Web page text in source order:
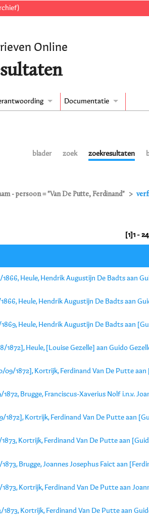
Online
Documentatie
blader zoek zoekresultaten
- persoon = "Van De Putte, Ferdinand"
[1]1 -
1866, Heule, Hendrik Augustijn De Badts aan
1866, Heule, Hendrik Augustijn De Badts aan
1869, Heule, Hendrik Augustijn De Badts aan
1872], Heule, [Louise Gezelle] aan Guido
09/1872], Kortrijk, Ferdinand Van De Putte aan
1872, Brugge, Franciscus-Xaverius Nolf i.n.v.
1872], Kortrijk, Ferdinand Van De Putte aan
1873, Kortrijk, Ferdinand Van De Putte aan
1873, Brugge, Joannes Josephus Faict aan
1873, Kortrijk, Ferdinand Van De Putte aan
1873, Kortrijk, Ferdinand Van De Putte aan